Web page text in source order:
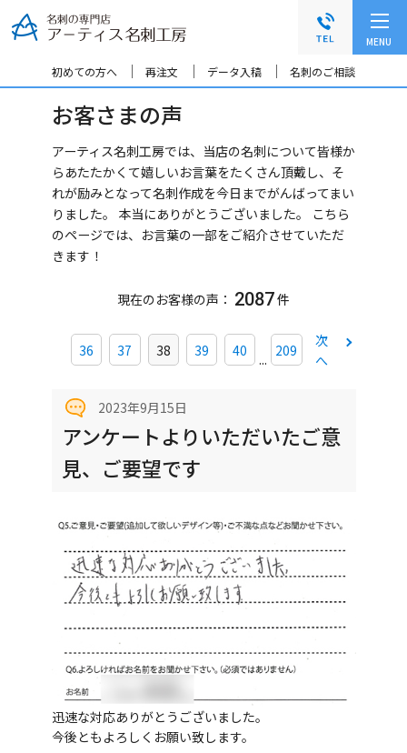
ロ
ル
文ー
ナ
ッ
へ
MENU
初めての方へ 再注文 データ入稿 名刺のご相談
お客さまの声
アーティス名刺工房では、当店の名刺について皆様か
らあたたかくて嬉しいお言葉をたくさん頂戴し、そ
れが励みとなって名刺作成を今日までがんばってまい
りました。 本当にありがとうございました。
こちら
のページでは、お言葉の一部をご紹介させていただ
きます！
現在のお客様の声： 2087件
36 37 38 39 40 ... 209
次
へ
2023年9月15日
アンケートよりいただいたご意
見、ご要望です
迅速な対応ありがとうございました。
今後ともよろしくお願い致します。